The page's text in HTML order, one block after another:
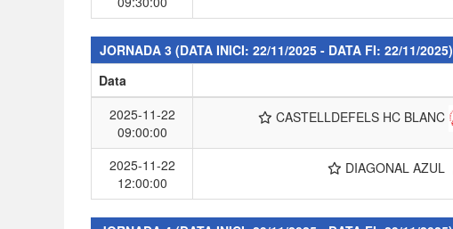
JORNADA 3 (DATA INICI: 22/11/2025 - DATA FI: 22/11/2025)
Data
2025-11-22
09:00:00
CASTELLDEFELS HC BLANC
2025-11-22
12:00:00
DIAGONAL AZUL